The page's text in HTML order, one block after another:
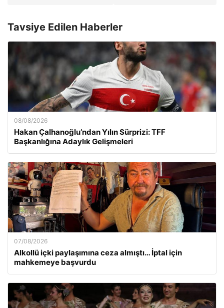
Tavsiye Edilen Haberler
08/08/2026
Hakan Çalhanoğlu’ndan Yılın Sürprizi: TFF
Başkanlığına Adaylık Gelişmeleri
07/08/2026
Alkollü içki paylaşımına ceza almıştı… İptal için
mahkemeye başvurdu